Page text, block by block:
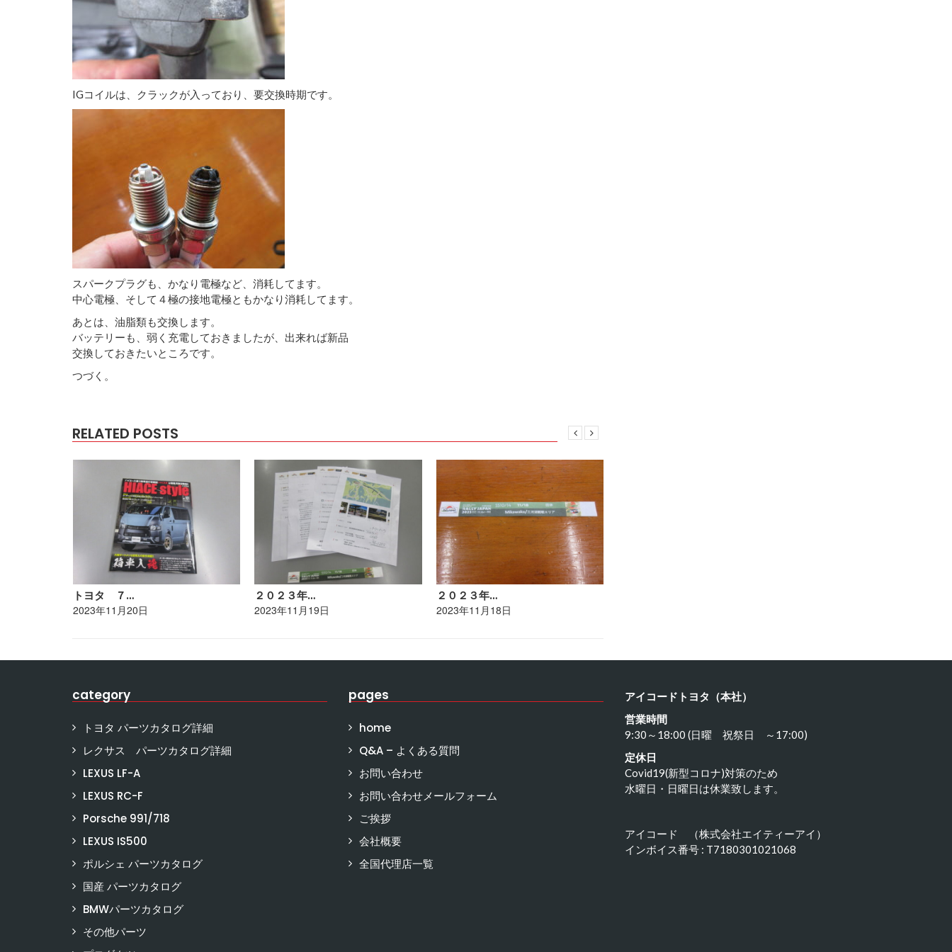
IGコイルは、クラックが入っており、要交換時期です。
スパークプラグも、かなり電極など、消耗してます。
中心電極、そして４極の接地電極ともかなり消耗してます。
あとは、油脂類も交換します。
バッテリーも、弱く充電しておきましたが、出来れば新品
交換しておきたいところです。
つづく。
RELATED POSTS
トヨタ ７…
2023年11月20日
２０２３年…
2023年11月19日
２０２３年…
2023年11月18日
category
トヨタ パーツカタログ詳細
レクサス パーツカタログ詳細
LEXUS LF-A
LEXUS RC-F
Porsche 991/718
LEXUS IS500
ポルシェ パーツカタログ
国産 パーツカタログ
BMWパーツカタログ
その他パーツ
pages
home
Q&A – よくある質問
お問い合わせ
お問い合わせメールフォーム
ご挨拶
会社概要
全国代理店一覧
アイコードトヨタ（本社）
営業時間
9:30～18:00 (日曜 祝祭日 ～17:00)
定休日
Covid19(新型コロナ)対策のため
水曜日・日曜日は休業致します。
アイコード （株式会社エイティーアイ）
インボイス番号 : T7180301021068